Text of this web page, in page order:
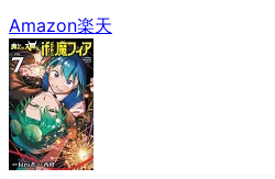
Amazon楽天